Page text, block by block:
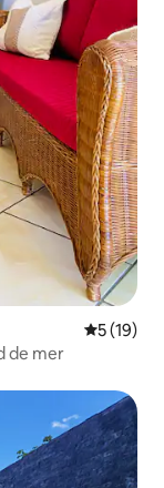
5 (19)
de mer